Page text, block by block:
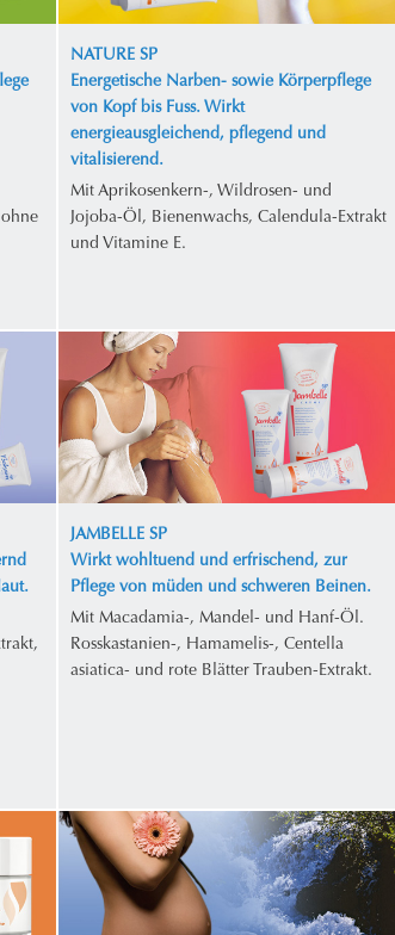
NATURE SP
Energetische Narben- sowie Körperpflege
von Kopf bis Fuss. Wirkt
energieausgleichend, pflegend und
vitalisierend.
Mit Aprikosenkern-, Wildrosen- und
Jojoba-Öl, Bienenwachs, Calendula-Extrakt
und Vitamine E.
JAMBELLE SP
Wirkt wohltuend und erfrischend, zur
Pflege von müden und schweren Beinen.
Mit Macadamia-, Mandel- und Hanf-Öl.
Rosskastanien-, Hamamelis-, Centella
asiatica- und rote Blätter Trauben-Extrakt.